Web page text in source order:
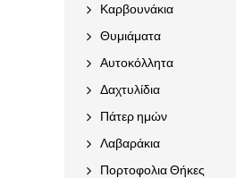
Καρβουνάκια
Θυμιάματα
Αυτοκόλλητα
Δαχτυλίδια
Πάτερ ημών
Λαβαράκια
Πορτοφολια Θήκες